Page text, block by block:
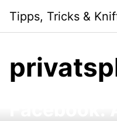
content
Tipps, Tricks &